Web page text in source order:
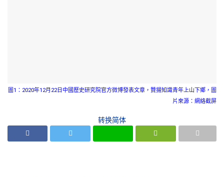
圖1：2020年12月22日中國歷史研究院官方微博發表文章，贊揚知識青年上山下鄉，圖
片來源：網絡截屏
转换简体